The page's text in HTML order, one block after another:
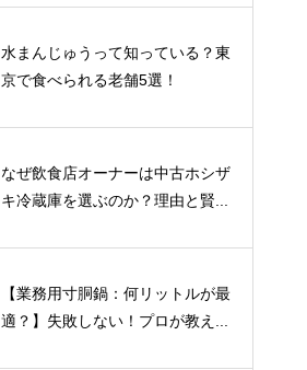
水まんじゅうって知っている？東
京で食べられる老舗5選！
なぜ飲食店オーナーは中古ホシザ
キ冷蔵庫を選ぶのか？理由と賢...
【業務用寸胴鍋：何リットルが最
適？】失敗しない！プロが教え...